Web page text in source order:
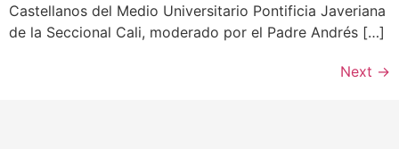
Castellanos del Medio Universitario Pontificia Javeriana
de la Seccional Cali, moderado por el Padre Andrés […]
Next →